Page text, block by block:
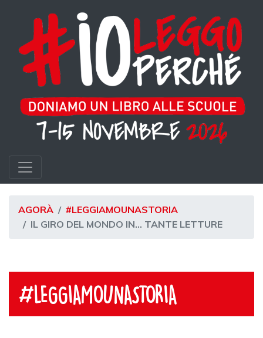
AGORÀ
#LEGGIAMOUNASTORIA
IL GIRO DEL MONDO IN... TANTE LETTURE
#LEGGIAMOUNASTORIA